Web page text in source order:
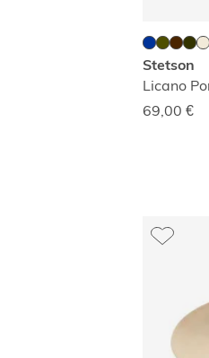
Stetson
Licano
69,00 €